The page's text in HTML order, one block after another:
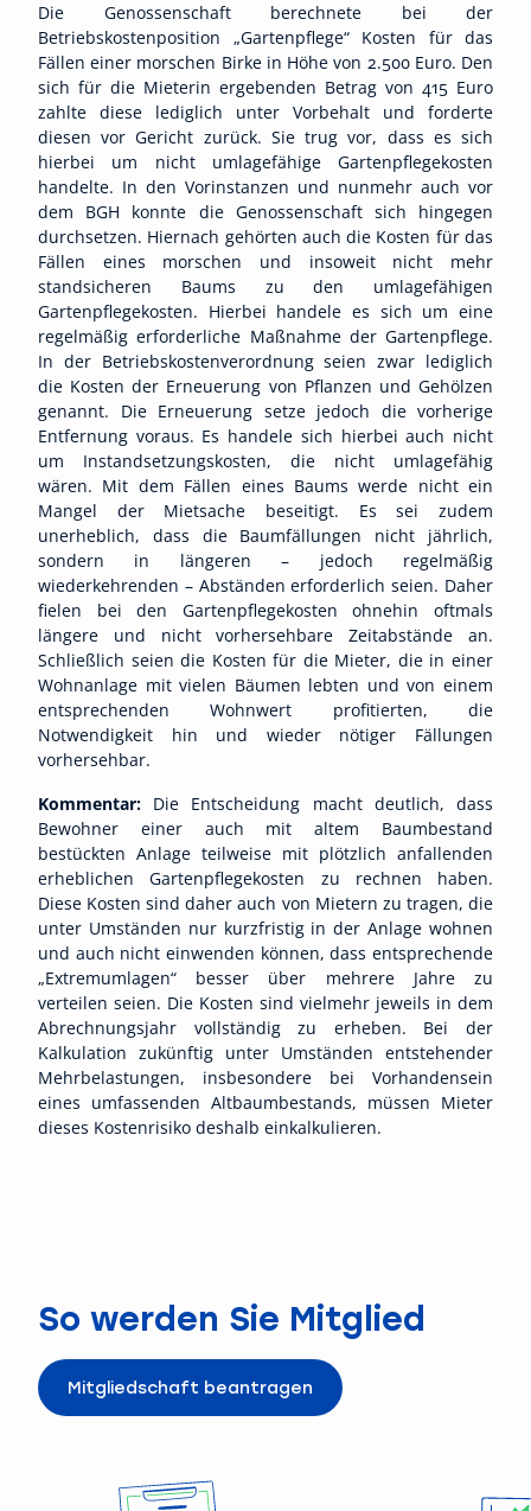
Die Genossenschaft berechnete bei der
Betriebskostenposition „Gartenpflege“ Kosten für das
Fällen einer morschen Birke in Höhe von 2.500 Euro. Den
sich für die Mieterin ergebenden Betrag von 415 Euro
zahlte diese lediglich unter Vorbehalt und forderte
diesen vor Gericht zurück. Sie trug vor, dass es sich
hierbei um nicht umlagefähige Gartenpflegekosten
handelte. In den Vorinstanzen und nunmehr auch vor
dem BGH konnte die Genossenschaft sich hingegen
durchsetzen. Hiernach gehörten auch die Kosten für das
Fällen eines morschen und insoweit nicht mehr
standsicheren Baums zu den umlagefähigen
Gartenpflegekosten. Hierbei handele es sich um eine
regelmäßig erforderliche Maßnahme der Gartenpflege.
In der Betriebskostenverordnung seien zwar lediglich
die Kosten der Erneuerung von Pflanzen und Gehölzen
genannt. Die Erneuerung setze jedoch die vorherige
Entfernung voraus. Es handele sich hierbei auch nicht
um Instandsetzungskosten, die nicht umlagefähig
wären. Mit dem Fällen eines Baums werde nicht ein
Mangel der Mietsache beseitigt. Es sei zudem
unerheblich, dass die Baumfällungen nicht jährlich,
sondern in längeren – jedoch regelmäßig
wiederkehrenden – Abständen erforderlich seien. Daher
fielen bei den Gartenpflegekosten ohnehin oftmals
längere und nicht vorhersehbare Zeitabstände an.
Schließlich seien die Kosten für die Mieter, die in einer
Wohnanlage mit vielen Bäumen lebten und von einem
entsprechenden Wohnwert profitierten, die
Notwendigkeit hin und wieder nötiger Fällungen
vorhersehbar.
Kommentar: Die Entscheidung macht deutlich, dass
Bewohner einer auch mit altem Baumbestand
bestückten Anlage teilweise mit plötzlich anfallenden
erheblichen Gartenpflegekosten zu rechnen haben.
Diese Kosten sind daher auch von Mietern zu tragen, die
unter Umständen nur kurzfristig in der Anlage wohnen
und auch nicht einwenden können, dass entsprechende
„Extremumlagen“ besser über mehrere Jahre zu
verteilen seien. Die Kosten sind vielmehr jeweils in dem
Abrechnungsjahr vollständig zu erheben. Bei der
Kalkulation zukünftig unter Umständen entstehender
Mehrbelastungen, insbesondere bei Vorhandensein
eines umfassenden Altbaumbestands, müssen Mieter
dieses Kostenrisiko deshalb einkalkulieren.
So werden Sie Mitglied
Mitgliedschaft beantragen